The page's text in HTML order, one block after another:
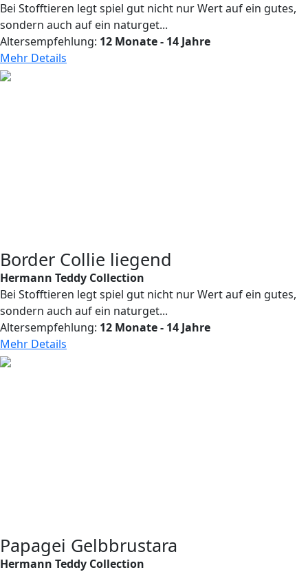
Bei Stofftieren legt spiel gut nicht nur Wert auf ein gutes,
sondern auch auf ein naturget...
Altersempfehlung: 12 Monate - 14 Jahre
Mehr Details
Border Collie liegend
Hermann Teddy Collection
Bei Stofftieren legt spiel gut nicht nur Wert auf ein gutes,
sondern auch auf ein naturget...
Altersempfehlung: 12 Monate - 14 Jahre
Mehr Details
Papagei Gelbbrustara
Hermann Teddy Collection